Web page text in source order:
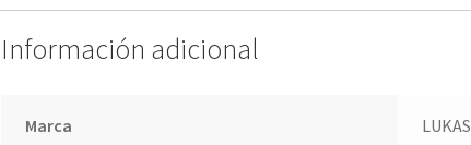
Información adicional
Marca LUKAS